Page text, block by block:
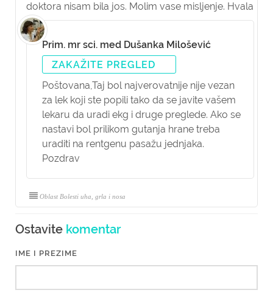
doktora nisam bila jos. Molim vase misljenje. Hvala
Prim. mr sci. med Dušanka Milošević
ZAKAŽITE PREGLED
Poštovana,Taj bol najverovatnije nije vezan
za lek koji ste popili tako da se javite vašem
lekaru da uradi ekg i druge preglede. Ako se
nastavi bol prilikom gutanja hrane treba
uraditi na rentgenu pasažu jednjaka.
Pozdrav
Oblast Bolesti uha, grla i nosa
Ostavite komentar
IME I PREZIME